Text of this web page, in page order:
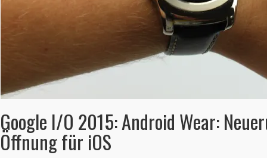
Google I/O 2015: Android Wear:
Öffnung für iOS